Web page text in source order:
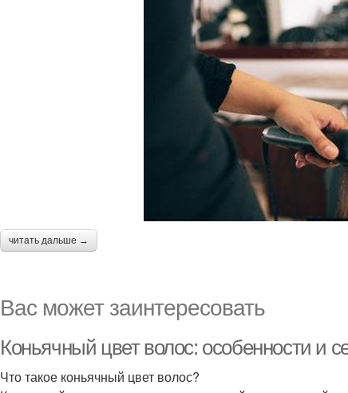
читать дальше →
Вас может заинтересовать
Коньячный цвет волос: особенности и
Что такое коньячный цвет волос?